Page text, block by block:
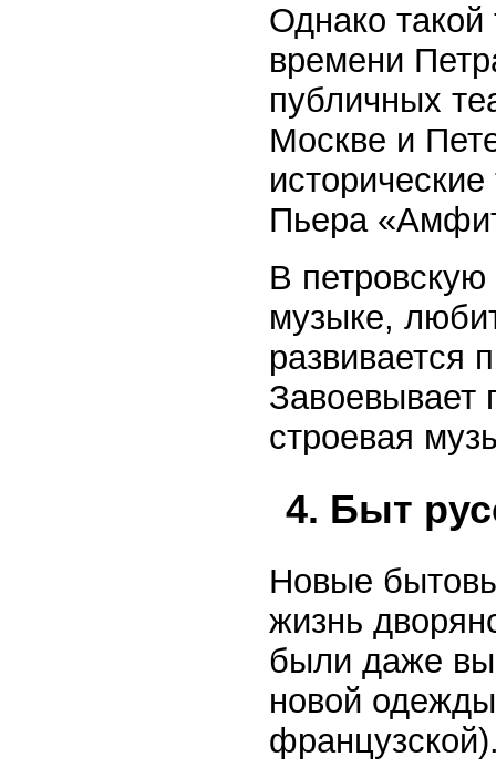
Однако
времени
публичных
Москве и
Пьера
В петровскую
музыке,
развивается
Завоевывает
строевая
4. Быт
Новые
жизнь
были даже
новой